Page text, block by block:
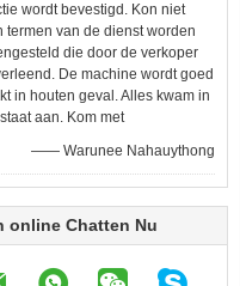
wordt bevestigd. Kon niet
termen van de dienst worden
die door de verkoper
De machine wordt goed
in houten geval. Alles kwam in
aan. Kom met
—— Warunee Nahauythong
online Chatten Nu